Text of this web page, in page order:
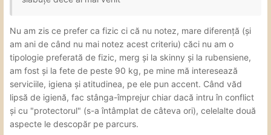
folosind si mana, nici o sansa de finalizare, oboseala mea
spunandu-i sa renunte, in starea respectiva cred ca si
daca muncea ore nu reuseam finalizarea, doar trei fete
din cele multe vizitate de mine ar fi reusit (cred ca pe una
o stiti, tyson97). M-am reigenizat apoi am avut o mica
discutie la o tigara dupa care am plecat, ea exprimandu-
si regretul ca plec nefinalizat.
Caseta tehnica:
Nu am zis ce prefer ca fizic ci că nu notez, mare diferență (și
am ani de când nu mai notez acest criteriu) căci nu am o
tipologie preferată de fizic, merg și la skinny și la rubensiene,
am fost și la fete de peste 90 kg, pe mine mă interesează
serviciile, igiena și atitudinea, pe ele pun accent. Când văd
lipsă de igienă, fac stânga-împrejur chiar dacă intru în conflict
și cu "protectorul" (s-a întâmplat de câteva ori), celelalte două
aspecte le descopăr pe parcurs.